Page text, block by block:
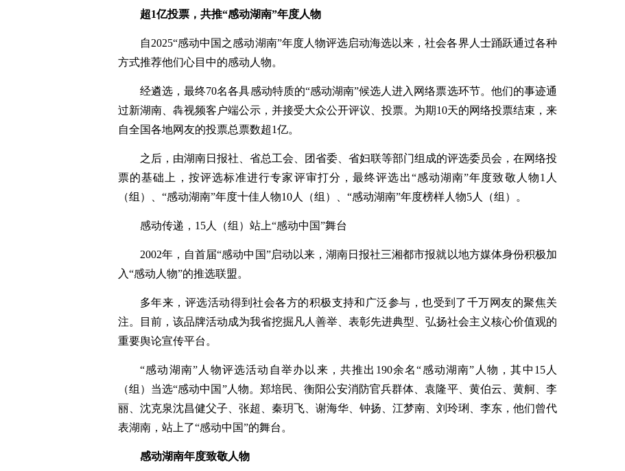
超1亿投票，共推“感动湖南”年度人物
自2025“感动中国之感动湖南”年度人物评选启动海选以来，社会各界人士踊跃通过各种
方式推荐他们心目中的感动人物。
经遴选，最终70名各具感动特质的“感动湖南”候选人进入网络票选环节。他们的事迹通
过新湖南、犇视频客户端公示，并接受大众公开评议、投票。为期10天的网络投票结束，来
自全国各地网友的投票总票数超1亿。
之后，由湖南日报社、省总工会、团省委、省妇联等部门组成的评选委员会，在网络投
票的基础上，按评选标准进行专家评审打分，最终评选出“感动湖南”年度致敬人物1人
（组）、“感动湖南”年度十佳人物10人（组）、“感动湖南”年度榜样人物5人（组）。
感动传递，15人（组）站上“感动中国”舞台
2002年，自首届“感动中国”启动以来，湖南日报社三湘都市报就以地方媒体身份积极加
入“感动人物”的推选联盟。
多年来，评选活动得到社会各方的积极支持和广泛参与，也受到了千万网友的聚焦关
注。目前，该品牌活动成为我省挖掘凡人善举、表彰先进典型、弘扬社会主义核心价值观的
重要舆论宣传平台。
“感动湖南”人物评选活动自举办以来，共推出190余名“感动湖南”人物，其中15人
（组）当选“感动中国”人物。郑培民、衡阳公安消防官兵群体、袁隆平、黄伯云、黄舸、李
丽、沈克泉沈昌健父子、张超、秦玥飞、谢海华、钟扬、江梦南、刘玲琍、李东，他们曾代
表湖南，站上了“感动中国”的舞台。
感动湖南年度致敬人物